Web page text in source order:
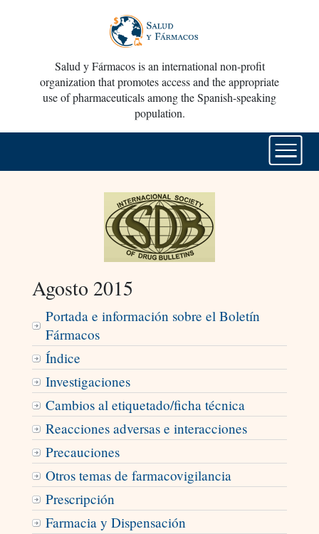
Salud y Fármacos is an international non-profit
organization that promotes access and the appropriate
use of pharmaceuticals among the Spanish-speaking
population.
Agosto 2015
Portada e información sobre el Boletín
Fármacos
Índice
Investigaciones
Cambios al etiquetado/ficha técnica
Reacciones adversas e interacciones
Precauciones
Otros temas de farmacovigilancia
Prescripción
Farmacia y Dispensación